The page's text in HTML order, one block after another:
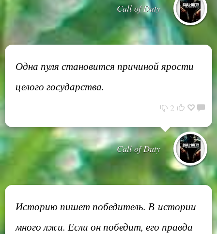
Call of Duty
Одна пуля становится причиной ярости
целого государства.
2
Call of Duty
Историю пишет победитель. В истории
много лжи. Если он победит, его правда